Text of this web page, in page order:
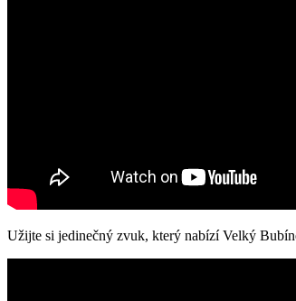
Užijte si jedinečný zvuk, který nabízí Velký